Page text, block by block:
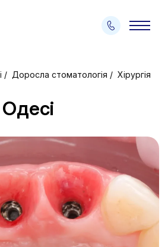
Доросла стоматологія Хірургія
Одесі